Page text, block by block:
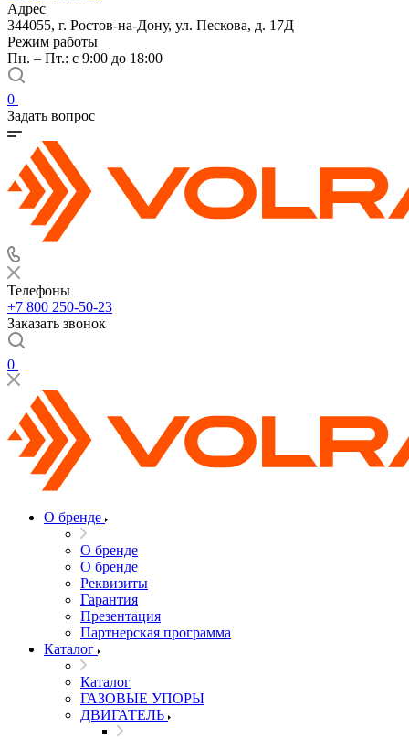
Адрес
344055, г. Ростов-на-Дону, ул. Пескова, д. 17Д
Режим работы
Пн. – Пт.: с 9:00 до 18:00
0
Задать вопрос
Телефоны
+7 800 250-50-23
Заказать звонок
0
О бренде
О бренде
О бренде
Реквизиты
Гарантия
Презентация
Партнерская программа
Каталог
Каталог
ГАЗОВЫЕ УПОРЫ
ДВИГАТЕЛЬ